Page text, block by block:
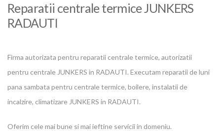
Reparatii centrale termice JUNKERS
RADAUTI
Firma autorizata pentru reparatii centrale termice, autorizatii
pentru centrale JUNKERS in RADAUTI. Executam reparatii de luni
pana sambata pentru centrale termice, boilere, instalatii de
incalzire, climatizare JUNKERS in RADAUTI.
Oferim cele mai bune si mai ieftine servicii in domeniu.